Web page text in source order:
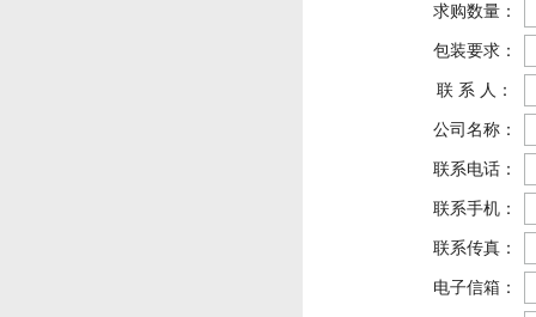
求购数量：
包装要求：
联 系 人：
公司名称：
联系电话：
联系手机：
联系传真：
电子信箱：